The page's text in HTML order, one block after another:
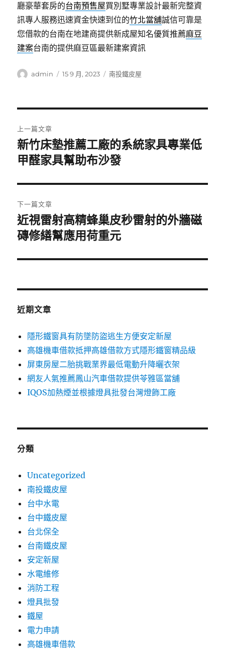
廳豪華套房的台南預售屋買別墅專業設計最新完整資
訊專人服務迅速資金快速到位的竹北當舖誠信可靠是
您借款的台南在地建商提供新成屋知名優質推薦麻豆
建案台南的提供麻豆區最新建案資訊
作
admin
發
15 9 月, 2023
分
南投鐵皮屋
章
導
覽
上一篇文章
上
一
文
章:
新竹床墊推薦工廠的系統家具專業低
甲醛家具幫助布沙發
下一篇文章
下
一
文
近視雷射高精蜂巢皮秒雷射的外牆磁
磚修繕幫應用荷重元
近期文章
隱形鐵窗具有防墜防盜逃生方便安定新屋
高雄機車借款抵押高雄借款方式隱形鐵窗精品級
屏東房屋二胎挑戰業界最低電動升降曬衣架
網友人氣推薦鳳山汽車借款提供苓雅區當舖
IQOS加熱煙並根據燈具批發台灣燈飾工廠
分類
Uncategorized
南投鐵皮屋
台中水電
台中鐵皮屋
台北保全
台南鐵皮屋
安定新屋
水電維修
消防工程
燈具批發
鐵屋
電力申請
高雄機車借款